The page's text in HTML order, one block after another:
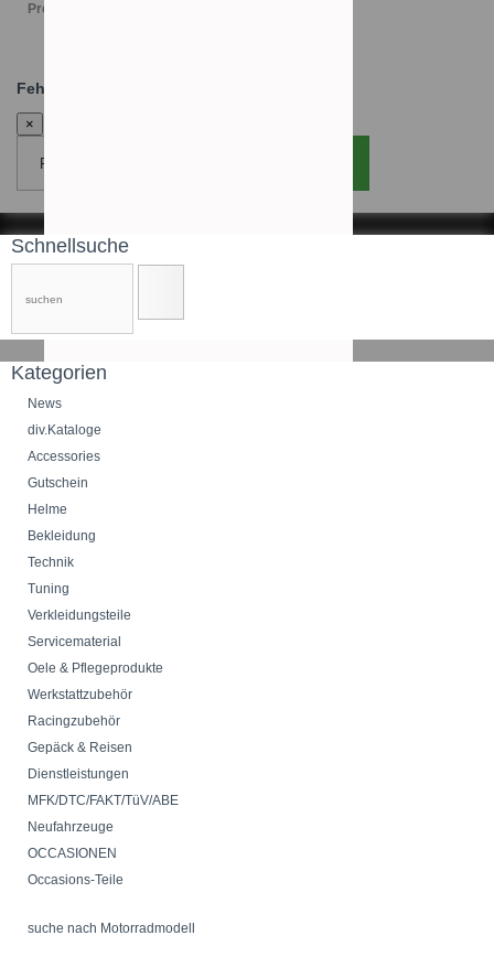
Preis versch.
Fehler:
×
Fenster schliessen
Schnellsuche
Kategorien
News
div.Kataloge
Accessories
Gutschein
Helme
Bekleidung
Technik
Tuning
Verkleidungsteile
Servicematerial
Oele & Pflegeprodukte
Werkstattzubehör
Racingzubehör
Gepäck & Reisen
Dienstleistungen
MFK/DTC/FAKT/TüV/ABE
Neufahrzeuge
OCCASIONEN
Occasions-Teile
suche nach Motorradmodell